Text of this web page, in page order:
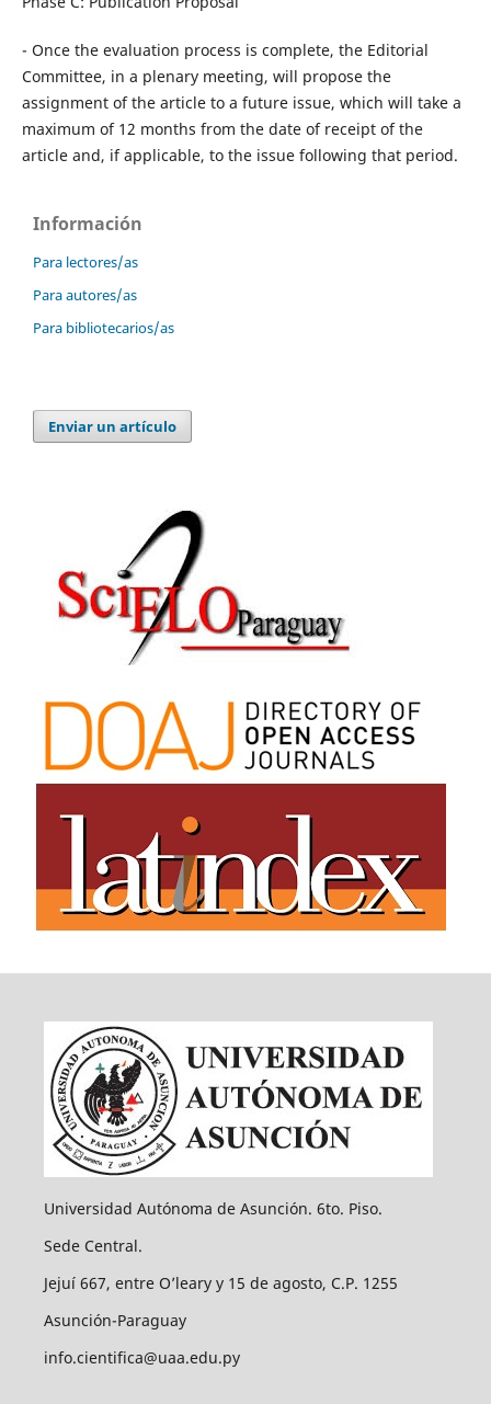
- Once the evaluation process is complete, the Editorial
Committee, in a plenary meeting, will propose the
assignment of the article to a future issue, which will take a
maximum of 12 months from the date of receipt of the
article and, if applicable, to the issue following that period.
Información
Para lectores/as
Para autores/as
Para bibliotecarios/as
Enviar un artículo
Universidad Autónoma de Asunción. 6to. Piso.
Sede Central.
Jejuí 667, entre O’leary y 15 de agosto, C.P. 1255
Asunción-Paraguay
info.cientifica@uaa.edu.py